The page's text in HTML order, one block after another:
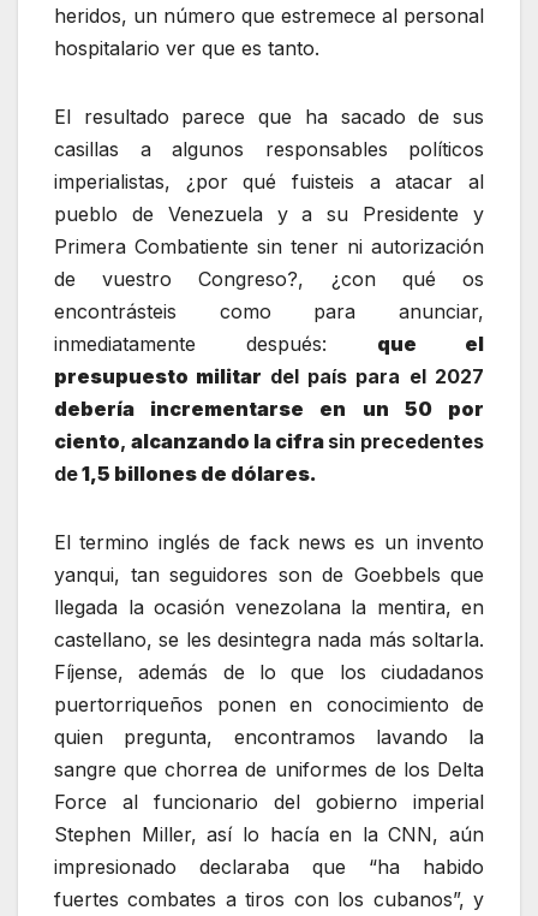
heridos, un número que estremece al personal
hospitalario ver que es tanto.
El resultado parece que ha sacado de sus
casillas a algunos responsables políticos
imperialistas, ¿por qué fuisteis a atacar al
pueblo de Venezuela y a su Presidente y
Primera Combatiente sin tener ni autorización
de vuestro Congreso?, ¿con qué os
encontrásteis como para anunciar,
inmediatamente después: que el
presupuesto militar del país para el 2027
debería incrementarse en un 50 por
ciento, alcanzando la cifra sin precedentes
de1,5 billones de dólares.
El termino inglés de fack news es un invento
yanqui, tan seguidores son de Goebbels que
llegada la ocasión venezolana la mentira, en
castellano, se les desintegra nada más soltarla.
Fíjense, además de lo que los ciudadanos
puertorriqueños ponen en conocimiento de
quien pregunta, encontramos lavando la
sangre que chorrea de uniformes de los Delta
Force al funcionario del gobierno imperial
Stephen Miller, así lo hacía en la CNN, aún
impresionado declaraba que “ha habido
fuertes combates a tiros con los cubanos”, y